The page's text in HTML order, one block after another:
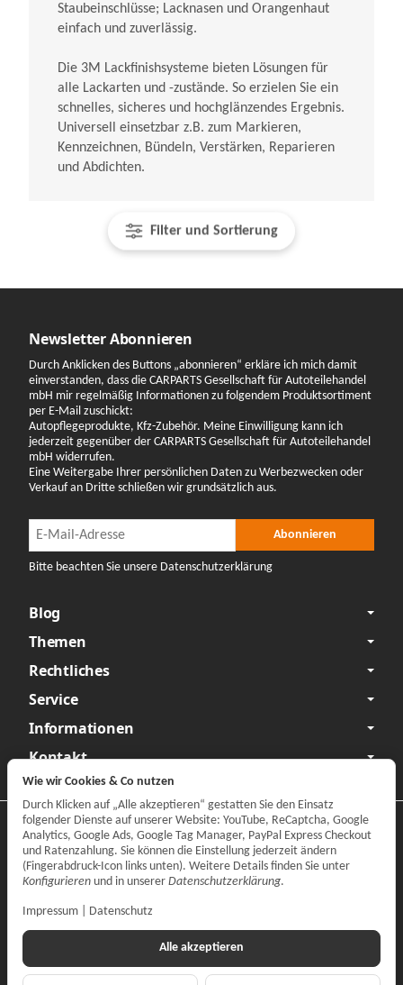
Filter und Sortierung
Staubeinschlüsse; Lacknasen und Orangenhaut
einfach und zuverlässig.
Die 3M Lackfinishsysteme bieten Lösungen für
alle Lackarten und -zustände. So erzielen Sie ein
schnelles, sicheres und hochglänzendes Ergebnis.
Universell einsetzbar z.B. zum Markieren,
Kennzeichnen, Bündeln, Verstärken, Reparieren
und Abdichten.
Newsletter Abonnieren
Durch Anklicken des Buttons „abonnieren“ erkläre ich mich damit
einverstanden, dass die CARPARTS Gesellschaft für Autoteilehandel
mbH mir regelmäßig Informationen zu folgendem Produktsortiment
per E-Mail zuschickt:
Autopflegeprodukte, Kfz-Zubehör. Meine Einwilligung kann ich
jederzeit gegenüber der CARPARTS Gesellschaft für Autoteilehandel
mbH widerrufen.
Eine Weitergabe Ihrer persönlichen Daten zu Werbezwecken oder
Verkauf an Dritte schließen wir grundsätzlich aus.
Newsletter Abonnieren Abonnieren
Bitte beachten Sie unsere Datenschutzerklärung
Blog
Themen
Rechtliches
Service
Informationen
Kontakt
Datenschutzerklärung•Impressum
Vertrag widerrufen
Alle akzeptieren
Wie wir Cookies & Co nutzen
Durch Klicken auf „Alle akzeptieren“ gestatten Sie den Einsatz
folgender Dienste auf unserer Website: YouTube, ReCaptcha, Google
Analytics, Google Ads, Google Tag Manager, PayPal Express Checkout
und Ratenzahlung. Sie können die Einstellung jederzeit ändern
(Fingerabdruck-Icon links unten). Weitere Details finden Sie unter
Konfigurieren und in unserer Datenschutzerklärung.
Impressum Datenschutz